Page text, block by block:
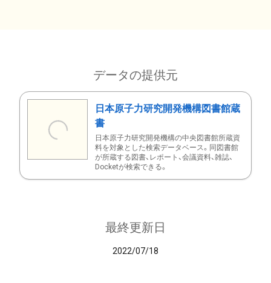
データの提供元
日本原子力研究開発機構図書館蔵
書
日本原子力研究開発機構の中央図書館所蔵資
料を対象とした検索データベース。同図書館
が所蔵する図書、レポート、会議資料、雑誌、
Docketが検索できる。
最終更新日
2022/07/18